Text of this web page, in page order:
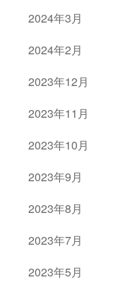
2024年3月
2024年2月
2023年12月
2023年11月
2023年10月
2023年9月
2023年8月
2023年7月
2023年5月